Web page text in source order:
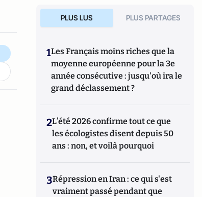
PLUS LUS PLUS PARTAGES
1Les Français moins riches que la
moyenne européenne pour la 3e
année consécutive : jusqu'où ira le
grand déclassement ?
2L’été 2026 confirme tout ce que
les écologistes disent depuis 50
ans : non, et voilà pourquoi
3Répression en Iran : ce qui s'est
vraiment passé pendant que